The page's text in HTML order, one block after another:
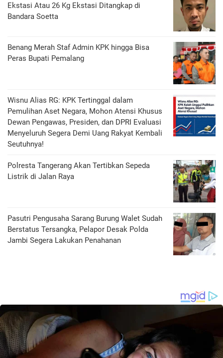
Ekstasi Atau 26 Kg Ekstasi Ditangkap di
Bandara Soetta
Benang Merah Staf Admin KPK hingga Bisa
Peras Bupati Pemalang
Wisnu Alias RG: KPK Tertinggal dalam
Pemulihan Aset Negara, Mohon Atensi Khusus
Dewan Pengawas, Presiden, dan DPRI Evaluasi
Menyeluruh Segera Demi Uang Rakyat Kembali
Seutuhnya!
Polresta Tangerang Akan Tertibkan Sepeda
Listrik di Jalan Raya
Pasutri Pengusaha Sarang Burung Walet Sudah
Berstatus Tersangka, Pelapor Desak Polda
Jambi Segera Lakukan Penahanan